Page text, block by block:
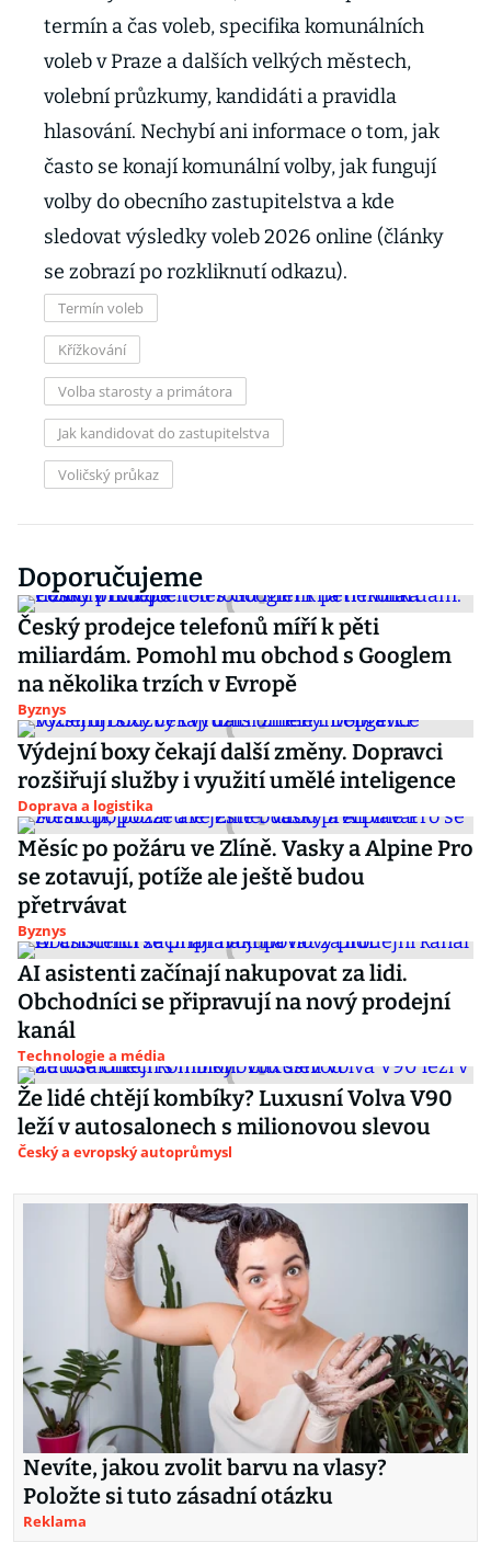
termín a čas voleb, specifika komunálních
voleb v Praze a dalších velkých městech,
volební průzkumy, kandidáti a pravidla
hlasování. Nechybí ani informace o tom, jak
často se konají komunální volby, jak fungují
volby do obecního zastupitelstva a kde
sledovat výsledky voleb 2026 online (články
se zobrazí po rozkliknutí odkazu).
Termín voleb
Křížkování
Volba starosty a primátora
Jak kandidovat do zastupitelstva
Voličský průkaz
Doporučujeme
Český prodejce telefonů míří k pěti
miliardám. Pomohl mu obchod s Googlem
na několika trzích v Evropě
Byznys
Výdejní boxy čekají další změny. Dopravci
rozšiřují služby i využití umělé inteligence
Doprava a logistika
Měsíc po požáru ve Zlíně. Vasky a Alpine Pro
se zotavují, potíže ale ještě budou
přetrvávat
Byznys
AI asistenti začínají nakupovat za lidi.
Obchodníci se připravují na nový prodejní
kanál
Technologie a média
Že lidé chtějí kombíky? Luxusní Volva V90
leží v autosalonech s milionovou slevou
Český a evropský autoprůmysl
Nevíte, jakou zvolit barvu na vlasy?
Položte si tuto zásadní otázku
Reklama